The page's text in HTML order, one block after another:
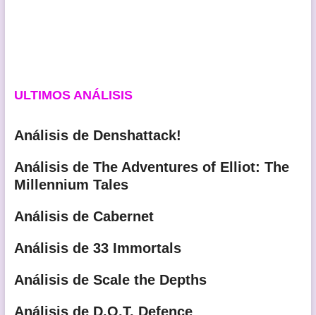
ULTIMOS ANÁLISIS
Análisis de Denshattack!
Análisis de The Adventures of Elliot: The
Millennium Tales
Análisis de Cabernet
Análisis de 33 Immortals
Análisis de Scale the Depths
Análisis de D.O.T. Defence